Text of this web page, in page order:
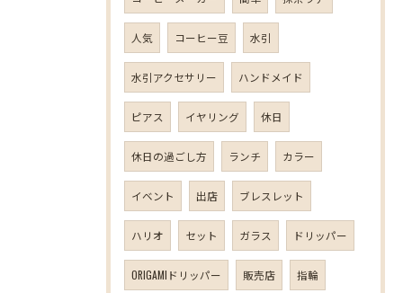
人気 コーヒー豆 水引
水引アクセサリー ハンドメイド
ピアス イヤリング 休日
休日の過ごし方 ランチ カラー
イベント 出店 ブレスレット
ハリオ セット ガラス ドリッパー
ORIGAMIドリッパー 販売店 指輪